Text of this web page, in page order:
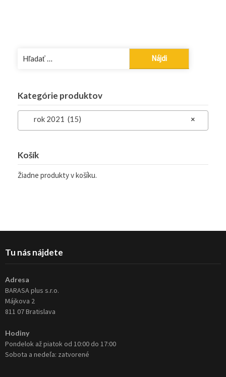
Kategórie produktov
×
rok 2021 (15)
Košík
Žiadne produkty v košíku.
Tu nás nájdete
Adresa
BARASA plus s.r.o.
Májkova 2
811 07 Bratislava
Hodiny
Pondelok až piatok od 10:00 do 17:00
Sobota a nedeľa: zatvorené